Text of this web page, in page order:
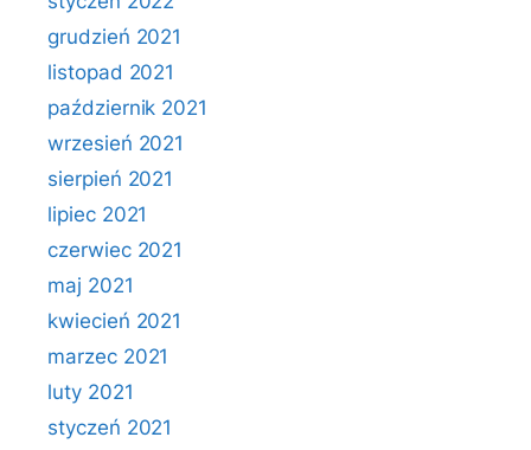
grudzień 2021
listopad 2021
październik 2021
wrzesień 2021
sierpień 2021
lipiec 2021
czerwiec 2021
maj 2021
kwiecień 2021
marzec 2021
luty 2021
styczeń 2021